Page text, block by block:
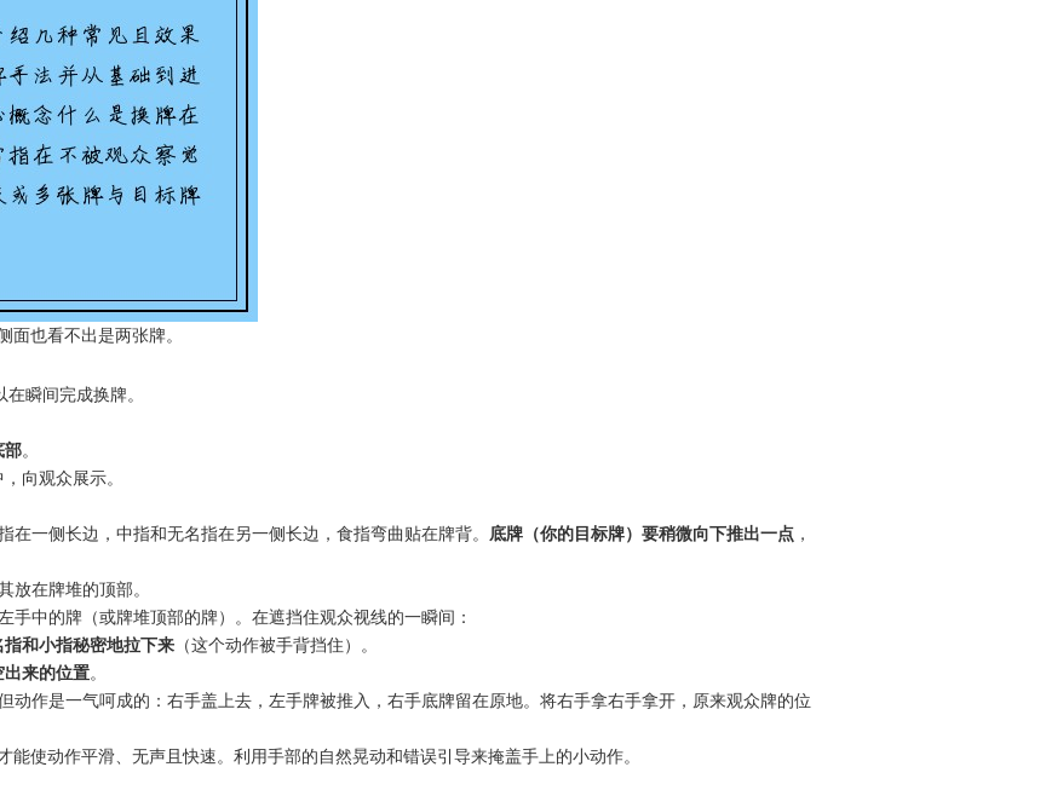
也看不出是两张牌。
瞬间完成换牌。
部。
向观众展示。
在一侧长边，中指和无名指在另一侧长边，食指弯曲贴在牌背。 底牌（你的目标牌）要稍微向下推出一点，
放在牌堆的顶部。
手中的牌（或牌堆顶部的牌）。在遮挡住观众视线的一瞬间：
和小指秘密地拉下来（这个动作被手背挡住）。
来的位置。
动作是一气呵成的：右手盖上去，左手牌被推入，右手底牌留在原地。将右手拿右手拿开，原来观众牌的位
能使动作平滑、无声且快速。利用手部的自然晃动和错误引导来掩盖手上的小动作。